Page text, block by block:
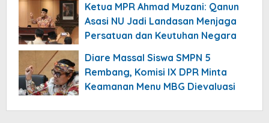
Ketua MPR Ahmad Muzani: Qanun
Asasi NU Jadi Landasan Menjaga
Persatuan dan Keutuhan Negara
Diare Massal Siswa SMPN 5
Rembang, Komisi IX DPR Minta
Keamanan Menu MBG Dievaluasi